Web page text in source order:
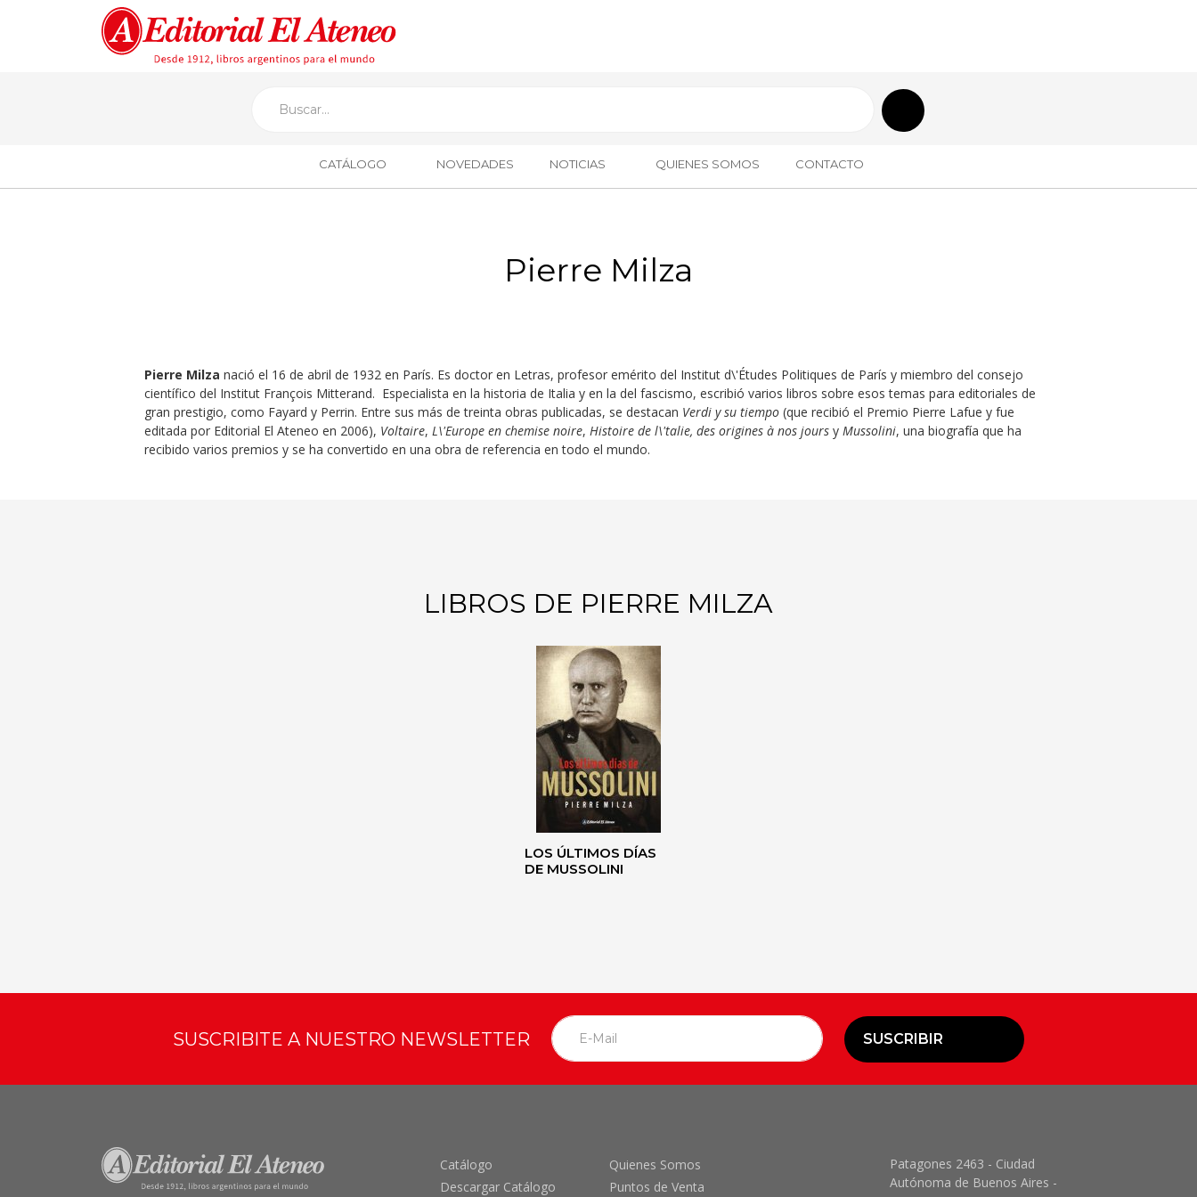
CATÁLOGO NOVEDADES NOTICIAS QUIENES SOMOS CONTACTO
Pierre Milza
Pierre Milza nació el 16 de abril de 1932 en París. Es doctor en Letras, profesor emérito del Institut d\'Études Politiques de París y miembro del consejo
científico del Institut François Mitterand. Especialista en la historia de Italia y en la del fascismo, escribió varios libros sobre esos temas para editoriales de
gran prestigio, como Fayard y Perrin. Entre sus más de treinta obras publicadas, se destacan Verdi y su tiempo(que recibió el Premio Pierre Lafue y fue
editada por Editorial El Ateneo en 2006), Voltaire, L\'Europe en chemise noire, Histoire de l\'talie, des origines à nos joursy Mussolini, una biografía que ha
recibido varios premios y se ha convertido en una obra de referencia en todo el mundo.
LIBROS DE PIERRE MILZA
LOS ÚLTIMOS DÍAS
DE MUSSOLINI
SUSCRIBITE A NUESTRO NEWSLETTER SUSCRIBIR
Catálogo
Descargar Catálogo
Quienes Somos
Puntos de Venta
Patagones 2463 - Ciudad
Autónoma de Buenos Aires -